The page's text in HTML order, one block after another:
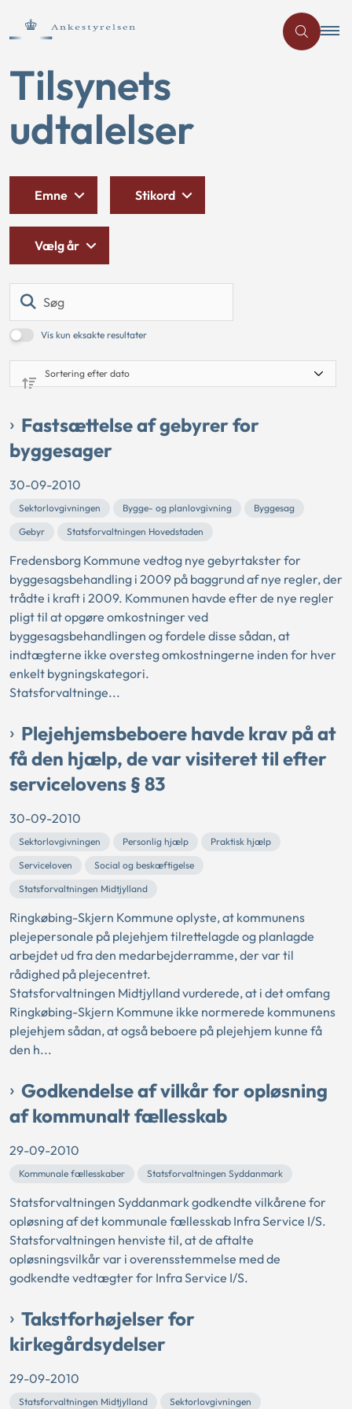
Tilsynets
udtalelser
Vis kun eksakte resultater
Emne Stikord
Vælg år
Fastsættelse af gebyrer for
byggesager
30-09-2010
Sektorlovgivningen Bygge- og planlovgivning
Byggesag
Gebyr
Statsforvaltningen Hovedstaden
Fredensborg Kommune vedtog nye gebyrtakster for
byggesagsbehandling i 2009 på baggrund af nye regler, der
trådte i kraft i 2009. Kommunen havde efter de nye regler
pligt til at opgøre omkostninger ved
byggesagsbehandlingen og fordele disse sådan, at
indtægterne ikke oversteg omkostningerne inden for hver
enkelt bygningskategori.
Statsforvaltninge...
Plejehjemsbeboere havde krav på at
få den hjælp, de var visiteret til efter
servicelovens § 83
30-09-2010
Sektorlovgivningen Personlig hjælp
Praktisk hjælp
Serviceloven
Social og beskæftigelse
Statsforvaltningen Midtjylland
Ringkøbing-Skjern Kommune oplyste, at kommunens
plejepersonale på plejehjem tilrettelagde og planlagde
arbejdet ud fra den medarbejderramme, der var til
rådighed på plejecentret.
Statsforvaltningen Midtjylland vurderede, at i det omfang
Ringkøbing-Skjern Kommune ikke normerede kommunens
plejehjem sådan, at også beboere på plejehjem kunne få
den h...
Godkendelse af vilkår for opløsning
af kommunalt fællesskab
29-09-2010
Kommunale fællesskaber Statsforvaltningen Syddanmark
Statsforvaltningen Syddanmark godkendte vilkårene for
opløsning af det kommunale fællesskab Infra Service I/S.
Statsforvaltningen henviste til, at de aftalte
opløsningsvilkår var i overensstemmelse med de
godkendte vedtægter for Infra Service I/S.
Takstforhøjelser for
kirkegårdsydelser
29-09-2010
Statsforvaltningen Midtjylland
Sektorlovgivningen